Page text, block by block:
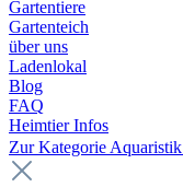
Gartentiere
Gartenteich
über uns
Ladenlokal
Blog
FAQ
Heimtier Infos
Zur Kategorie Aquaristik